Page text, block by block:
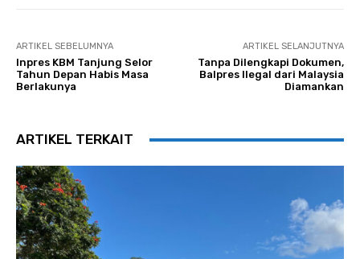
ARTIKEL SEBELUMNYA
Inpres KBM Tanjung Selor
Tahun Depan Habis Masa
Berlakunya
ARTIKEL SELANJUTNYA
Tanpa Dilengkapi Dokumen,
Balpres Ilegal dari Malaysia
Diamankan
ARTIKEL TERKAIT